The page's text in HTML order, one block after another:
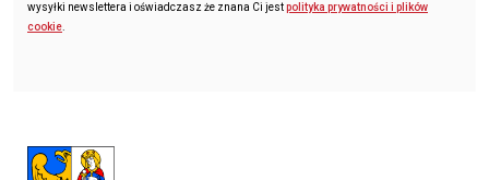
wysyłki newslettera i oświadczasz że znana Ci jestpolityka prywatności i plików
cookie.